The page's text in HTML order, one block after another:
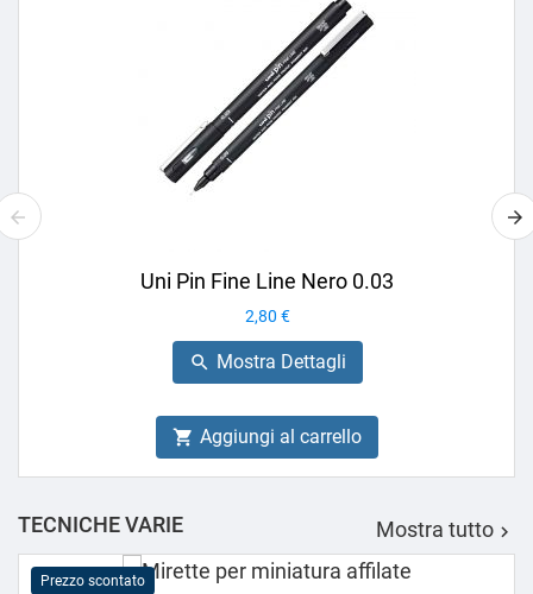
Uni Pin Fine Line Nero 0.03
Prezzo
2,80 €
 Mostra Dettagli
 Aggiungi al carrello
TECNICHE VARIE Mostra tutto 
Prezzo scontato